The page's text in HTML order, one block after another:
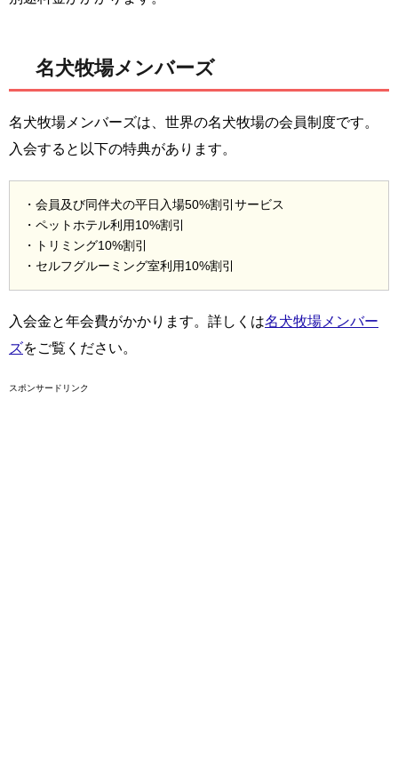
名犬牧場メンバーズ
名犬牧場メンバーズは、世界の名犬牧場の会員制度です。
入会すると以下の特典があります。
・会員及び同伴犬の平日入場50%割引サービス
・ペットホテル利用10%割引
・トリミング10%割引
・セルフグルーミング室利用10%割引
入会金と年会費がかかります。詳しくは名犬牧場メンバー
ズをご覧ください。
スポンサードリンク